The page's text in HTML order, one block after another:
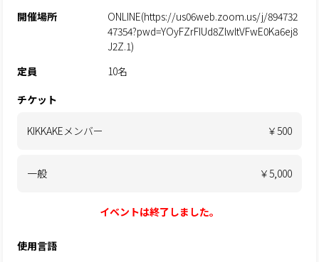
開催場所
ONLINE(https://us06web.zoom.us/j/894732
47354?pwd=YOyFZrFIUd8ZlwltVFwE0Ka6ej8
J2Z.1)
定員
10名
チケット
KIKKAKEメンバー ￥500
一般 ￥5,000
イベントは終了しました。
使用言語